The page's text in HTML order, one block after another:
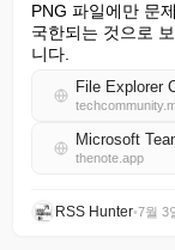
PNG 파일에만 문
국한되는 것으로
니다.
Microsoft
thenote.app
RSS Hunter•7월 3